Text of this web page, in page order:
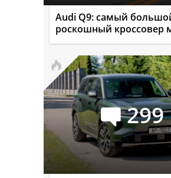
Audi Q9: самый
роскошный кроссовер
299